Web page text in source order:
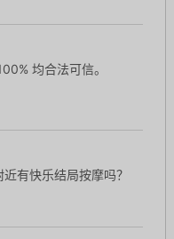
均合法可信。
有快乐结局按摩吗？